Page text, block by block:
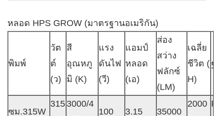
หลอด HPS GROW (มาตรฐานอเมริกัน)
พิมพ์
วัต
ต์
(ว)
สี
อุณหภู
มิ (K)
แรง
ดันไฟ
(วี)
แอมป์
หลอด
(เอ)
ส่อง
สว่าง
ฟลักซ์
(LM)
เฉลี่ย
ชีวิต (
H)
ฐ
ซม.315W
315 3000/4
100 3.15 35000
2000